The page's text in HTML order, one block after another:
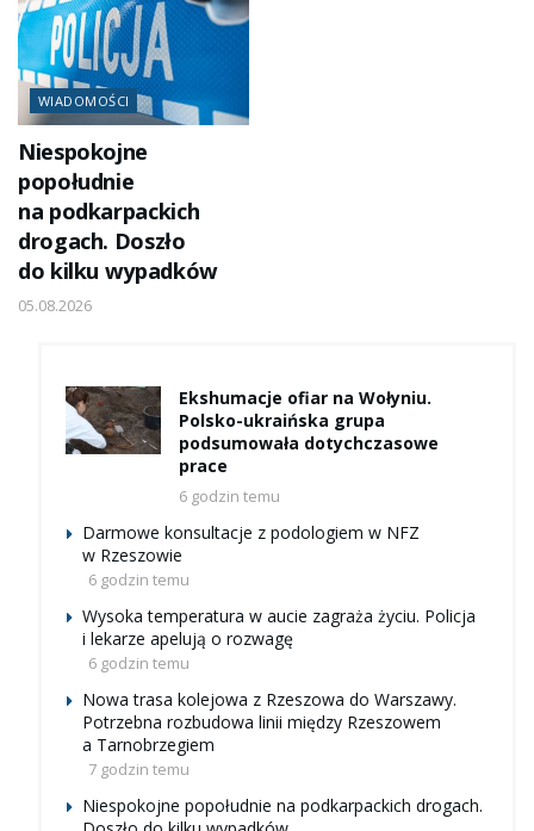
WIADOMOŚCI
Niespokojne
popołudnie
na podkarpackich
drogach. Doszło
do kilku wypadków
05.08.2026
Ekshumacje ofiar na Wołyniu.
Polsko-ukraińska grupa
podsumowała dotychczasowe
prace
6 godzin temu
Darmowe konsultacje z podologiem w NFZ
w Rzeszowie
6 godzin temu
Wysoka temperatura w aucie zagraża życiu. Policja
i lekarze apelują o rozwagę
6 godzin temu
Nowa trasa kolejowa z Rzeszowa do Warszawy.
Potrzebna rozbudowa linii między Rzeszowem
a Tarnobrzegiem
7 godzin temu
Niespokojne popołudnie na podkarpackich drogach.